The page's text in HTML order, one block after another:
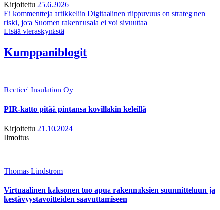
Kirjoitettu 25.6.2026
Ei kommentteja artikkeliin Digitaalinen riippuvuus on strateginen
riski, jota Suomen rakennusala ei voi sivuuttaa
Lisää vieraskynästä
Kumppaniblogit
Recticel Insulation Oy
PIR-katto pitää pintansa kovillakin keleillä
Kirjoitettu 21.10.2024
Ilmoitus
Thomas Lindstrom
Virtuaalinen kaksonen tuo apua rakennuksien suunnitteluun ja
kestävyystavoitteiden saavuttamiseen